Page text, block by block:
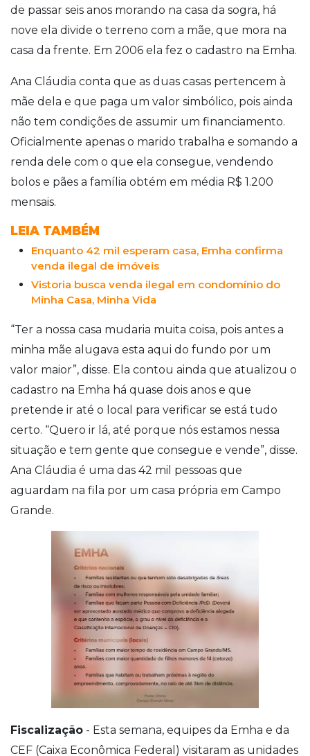
de passar seis anos morando na casa da sogra, há
nove ela divide o terreno com a mãe, que mora na
casa da frente. Em 2006 ela fez o cadastro na Emha.
Ana Cláudia conta que as duas casas pertencem à
mãe dela e que paga um valor simbólico, pois ainda
não tem condições de assumir um financiamento.
Oficialmente apenas o marido trabalha e somando a
renda dele com o que ela consegue, vendendo
bolos e pães a família obtém em média R$ 1.200
mensais.
LEIA TAMBÉM
Enquanto 42 mil esperam casa, Emha confirma
venda ilegal de imóveis
Vistoria busca venda ilegal em condomínio do
Minha Casa, Minha Vida
“Ter a nossa casa mudaria muita coisa, pois antes a
minha mãe alugava esta aqui do fundo por um
valor maior”, disse. Ela contou ainda que atualizou o
cadastro na Emha há quase dois anos e que
pretende ir até o local para verificar se está tudo
certo. “Quero ir lá, até porque nós estamos nessa
situação e tem gente que consegue e vende”, disse.
Ana Cláudia é uma das 42 mil pessoas que
aguardam na fila por um casa própria em Campo
Grande.
Fiscalização - Esta semana, equipes da Emha e da
CEF (Caixa Econômica Federal) visitaram as unidades